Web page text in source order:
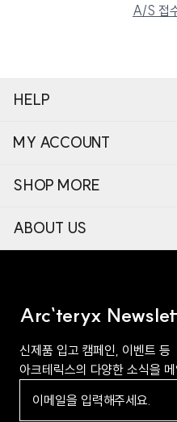
A/S 접
HELP
MY ACCOUNT
SHOP MORE
ABOUT US
Arc`teryx
신제품 입고 캠페인, 이벤트 등
아크테릭스의 다양한 소식을